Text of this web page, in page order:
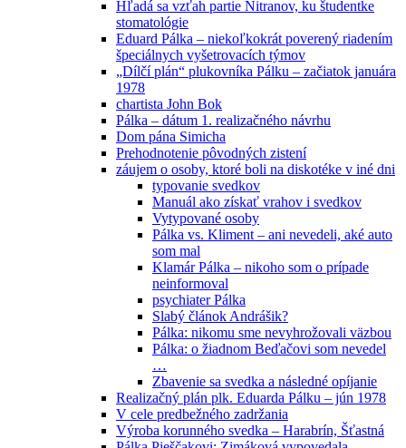
Hľadá sa vzťah partie Nitranov, ku študentke
stomatológie
Eduard Pálka – niekoľkokrát poverený riadením
špeciálnych vyšetrovacích týmov
„Dílčí plán“ plukovníka Pálku – začiatok januára
1978
chartista John Bok
Pálka – dátum 1. realizačného návrhu
Dom pána Simicha
Prehodnotenie pôvodných zistení
záujem o osoby, ktoré boli na diskotéke v iné dni
typovanie svedkov
Manuál ako získať vrahov i svedkov
Vytypované osoby
Pálka vs. Kliment – ani nevedeli, aké auto
som mal
Klamár Pálka – nikoho som o prípade
neinformoval
psychiater Pálka
Slabý článok Andrášik?
Pálka: nikomu sme nevyhrožovali väzbou
Pálka: o žiadnom Beďačovi som nevedel
…
Zbavenie sa svedka a následné opíjanie
Realizačný plán plk. Eduarda Pálku – jún 1978
V cele predbežného zadržania
Výroba korunného svedka – Harabrín, Šťastná